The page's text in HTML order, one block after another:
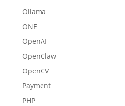
Ollama
ONE
OpenAI
OpenClaw
OpenCV
Payment
PHP